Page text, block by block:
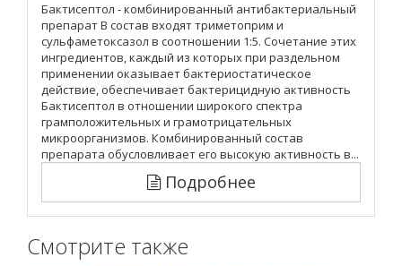
Бактисептол - комбинированный антибактериальный
препарат В состав входят триметоприм и
сульфаметоксазол в соотношении 1:5. Сочетание этих
ингредиентов, каждый из которых при раздельном
применении оказывает бактериостатическое
действие, обеспечивает бактерицидную активность
Бактисептол в отношении широкого спектра
грамположительных и грамотрицательных
микроорганизмов. Комбинированный состав
препарата обусловливает его высокую активность в...
Подробнее
Смотрите также